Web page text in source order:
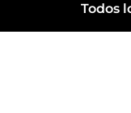
Todos